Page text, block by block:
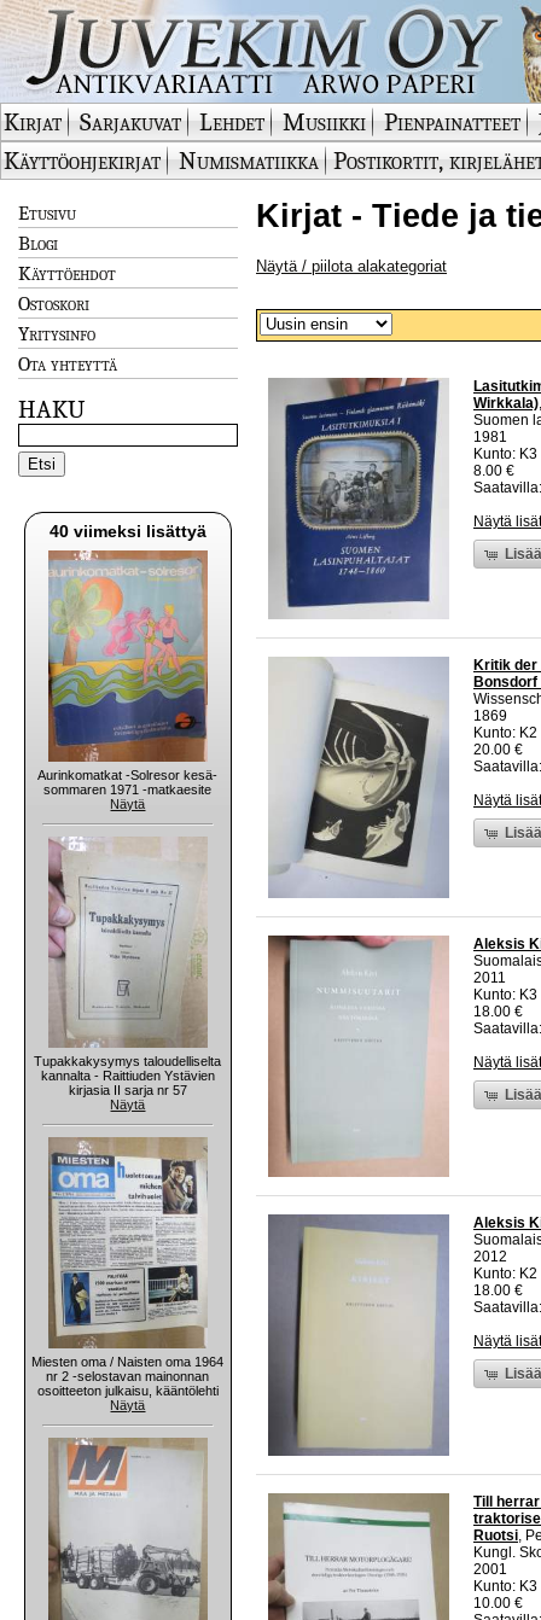
Kirjat Sarjakuvat Lehdet Musiikki Pienpainatteet
Käyttöohjekirjat
Numismatiikka Postikortit,
Etusivu
Blogi
Käyttöehdot
Ostoskori
Yritysinfo
Ota yhteyttä
HAKU
40 viimeksi lisättyä
Aurinkomatkat -Solresor kesä-
sommaren 1971 -matkaesite
Näytä
Tupakkakysymys taloudelliselta
kannalta - Raittiuden Ystävien
kirjasia II sarja nr 57
Näytä
Miesten oma / Naisten oma 1964
nr 2 -selostavan mainonnan
osoitteeton julkaisu, kääntölehti
Näytä
Kirjat - Tiede ja
Näytä / piilota alakategoriat
Wirkkala)
Suomen
1981
Kunto:
8.00 €
Näytä
Kritik der
1869
Kunto:
20.00 €
Näytä
Aleksis
2011
Kunto:
18.00 €
Näytä
Aleksis
2012
Kunto:
18.00 €
Näytä
Till
Ruotsi,
Kungl.
2001
Kunto:
10.00 €